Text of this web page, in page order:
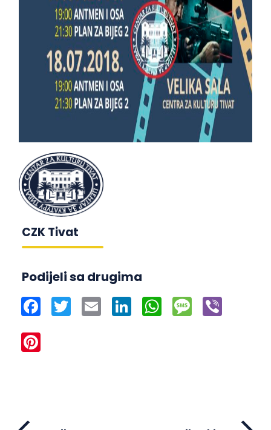
CZK Tivat
Podijeli sa drugima
Facebook
Twitter Email LinkedInWhatsApp
Message